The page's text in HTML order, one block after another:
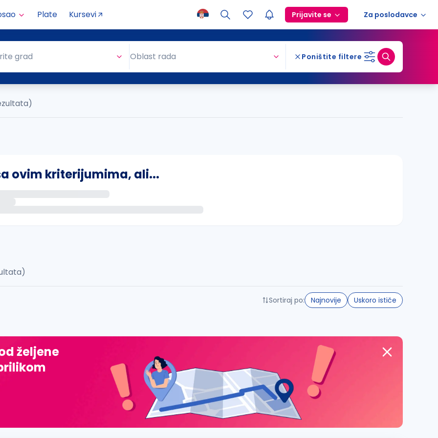
Plate Kursevi Prijavite se Za poslodavce
grad Oblast rada Poništite filtere
ovim kriterijumima, ali...
đ, ž, dž)
Sortiraj po: Najnovije Uskoro ističe
željene